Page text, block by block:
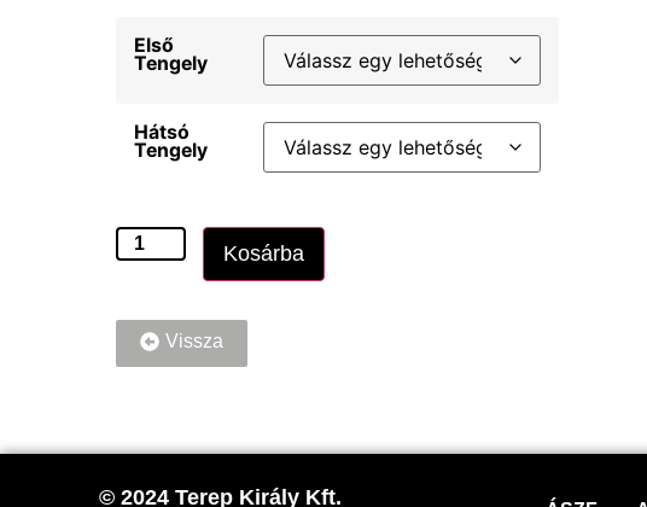
Első
Tengely
Hátsó
Tengely
Kosárba
Vissza
© 2024 Terep Király Kft.